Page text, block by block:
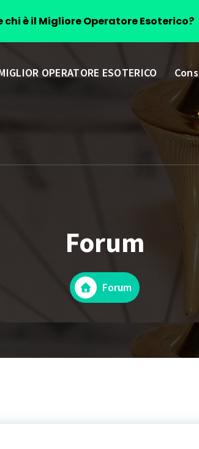
OPERATORE ESOTERICO
Forum
Forum
chi è il Migliore Operatore Esoterico?